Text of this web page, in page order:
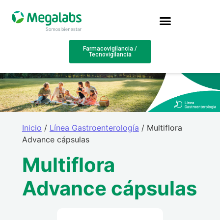
Farmacovigilancia /
Tecnovigilancia
Inicio / Línea Gastroenterología / Multiflora
Advance cápsulas
Multiflora
Advance cápsulas